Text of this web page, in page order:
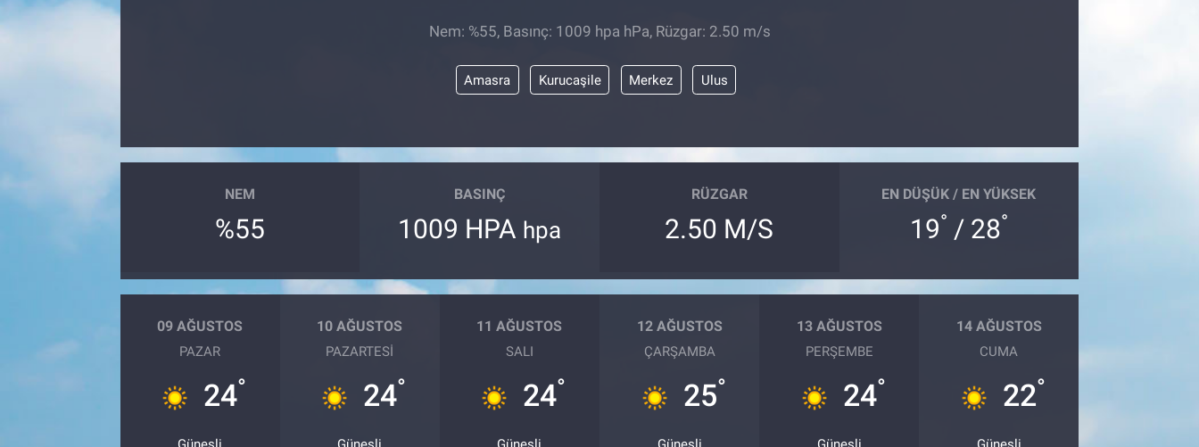
Nem: %55, Basınç: 1009 hpa hPa, Rüzgar: 2.50 m/s
Amasra Kurucaşile Merkez Ulus
NEM
%55
BASINÇ
1009 HPA hpa
RÜZGAR
2.50 M/S
EN DÜŞÜK / EN YÜKSEK
19° / 28°
09 AĞUSTOS
PAZAR
24°
10 AĞUSTOS
PAZARTESI
24°
11 AĞUSTOS
SALI
24°
12 AĞUSTOS
ÇARŞAMBA
25°
13 AĞUSTOS
PERŞEMBE
24°
14 AĞUSTOS
CUMA
22°